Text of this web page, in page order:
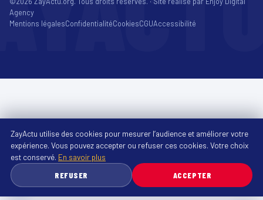
Agency
Mentions légalesConfidentialitéCookiesCGUAccessibilité
ZayActu utilise des cookies pour mesurer l’audience et améliorer votre
expérience. Vous pouvez accepter ou refuser ces cookies. Votre choix
est conservé. En savoir plus
REFUSER
ACCEPTER